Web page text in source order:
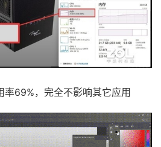
率69%，完全不影响其它应用